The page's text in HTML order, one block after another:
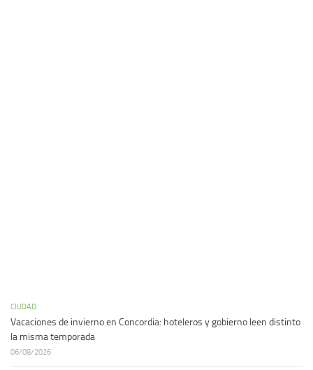
CIUDAD
Vacaciones de invierno en Concordia: hoteleros y gobierno leen distinto
la misma temporada
06/08/2026